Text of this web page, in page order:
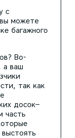
с
вы можете
багажного
Во-
а ваш
так как
досок–
часть